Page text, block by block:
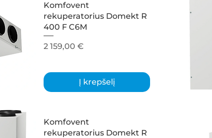
Komfovent
rekuperatorius Domekt R
400 F C6M
Kaina
2 159,00 €
Į krepšelį
Komfovent
rekuperatorius Domekt R